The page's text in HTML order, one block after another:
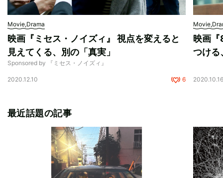
Movie,Drama
映画『ミセス・ノイズィ』 視点を変えると
見えてくる、別の「真実」
Sponsored by 『ミセス・ノイズィ』
2020.12.10 6
映画『
つける
最近話題の記事